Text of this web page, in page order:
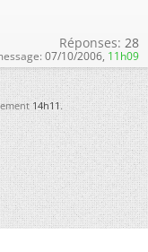
Réponses: 28
07/10/2006, 11h09
14h11.